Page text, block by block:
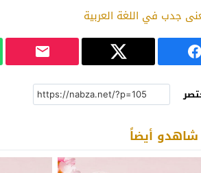
جدب في اللغة العربية
شاهدو أيضاً